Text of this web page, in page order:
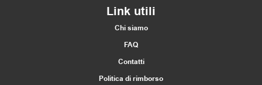
Link utili
Chi siamo
FAQ
Contatti
Politica di rimborso